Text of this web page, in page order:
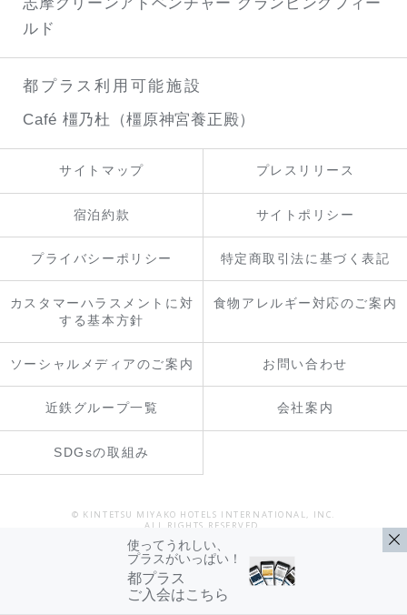
ルド
都プラス利用可能施設
Café 橿乃杜（橿原神宮養正殿）
サイトマップ プレスリリース
宿泊約款 サイトポリシー
プライバシーポリシー 特定商取引法に基づく表記
カスタマーハラスメントに対
する基本方針
食物アレルギー対応のご案内
ソーシャルメディアのご案内 お問い合わせ
近鉄グループ一覧 会社案内
SDGsの取組み
© KINTETSU MIYAKO HOTELS INTERNATIONAL, INC.
ALL RIGHTS RESERVED.
使ってうれしい、
プラスがいっぱい！
都プラス
ご入会はこちら